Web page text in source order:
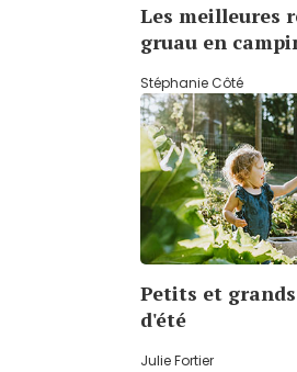
Les meilleures
gruau en
Stéphanie Côté
Petits et
d'été
Julie Fortier